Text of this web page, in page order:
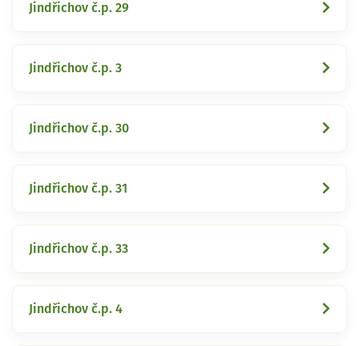
Jindřichov č.p. 29
Jindřichov č.p. 3
Jindřichov č.p. 30
Jindřichov č.p. 31
Jindřichov č.p. 33
Jindřichov č.p. 4